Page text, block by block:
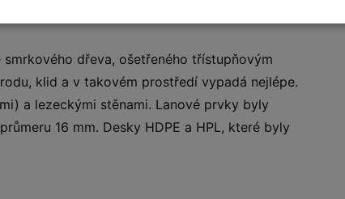
dřeva, ošetřeného třístupňovým
klid a v takovém prostředí vypadá nejlépe.
a lezeckými stěnami. Lanové prvky byly
16 mm. Desky HDPE a HPL, které byly